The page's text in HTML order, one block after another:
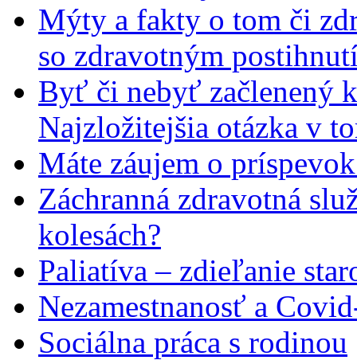
Mýty a fakty o tom či
so zdravotným
Byť či nebyť začlenený
Najzložitejšia otázka v
Máte záujem o
Záchranná zdravotná
kolesách?
Paliatíva – zdieľanie
Nezamestnanosť a
Sociálna práca s rodinou